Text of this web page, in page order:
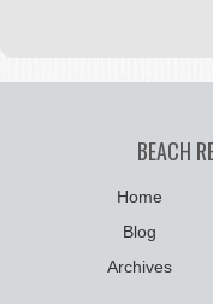
BEACH
Home
Blog
Archives